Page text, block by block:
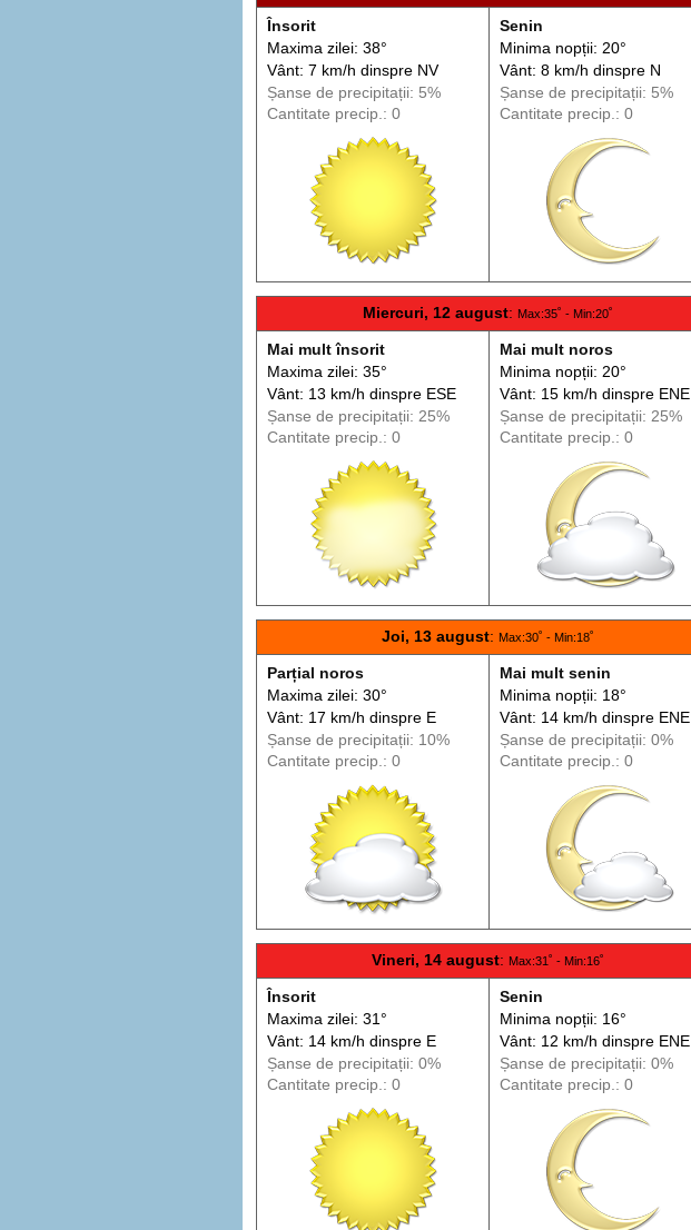
Însorit
Maxima zilei: 38°
Vânt: 7 km/h dinspreNV
Șanse de precipitații: 5%
Cantitate precip.: 0
Senin
Minima nopții: 20°
Vânt: 8 km/h dinspreN
Șanse de precipitații: 5%
Cantitate precip.: 0
Miercuri, 12 august: Max:35˚ - Min:20˚
Mai mult însorit
Maxima zilei: 35°
Vânt: 13 km/h dinspreESE
Șanse de precipitații: 25%
Cantitate precip.: 0
Mai mult noros
Minima nopții: 20°
Vânt: 15 km/h dinspreENE
Șanse de precipitații: 25%
Cantitate precip.: 0
Joi, 13 august: Max:30˚ - Min:18˚
Parțial noros
Maxima zilei: 30°
Vânt: 17 km/h dinspreE
Șanse de precipitații: 10%
Cantitate precip.: 0
Mai mult senin
Minima nopții: 18°
Vânt: 14 km/h dinspreENE
Șanse de precipitații: 0%
Cantitate precip.: 0
Vineri, 14 august: Max:31˚ - Min:16˚
Însorit
Maxima zilei: 31°
Vânt: 14 km/h dinspreE
Șanse de precipitații: 0%
Cantitate precip.: 0
Senin
Minima nopții: 16°
Vânt: 12 km/h dinspreENE
Șanse de precipitații: 0%
Cantitate precip.: 0